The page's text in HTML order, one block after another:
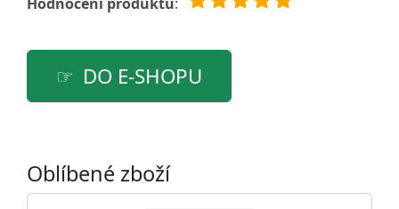
DO E-SHOPU
Oblíbené zboží